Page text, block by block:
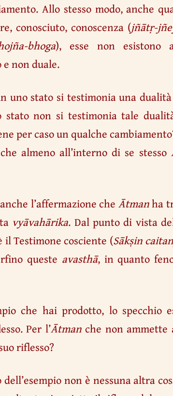
Allo stesso modo, anche
conosciuto, conoscenza (jñātṛ-
bhoga), esse non esistono
non duale.
uno stato si testimonia una
non si testimonia tale
per caso un qualche
almeno all’interno di se stesso
l’affermazione che Ātmanha
vyāvahārika. Dal punto di vista
il Testimone cosciente (Sākṣin
queste avasthā, in quanto
che hai prodotto, lo
Per l’Ātmanche non ammette
riflesso?
dell’esempio non è nessuna altra